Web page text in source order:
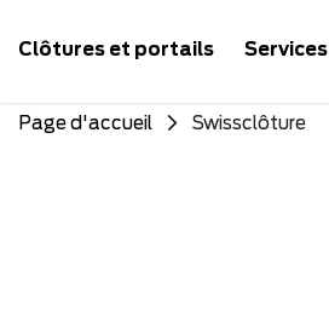
Clôtures et portails Services
Page d'accueil Swissclôture